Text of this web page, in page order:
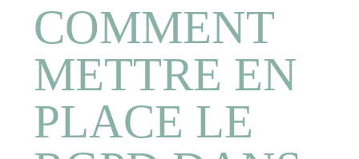
COMMENT
METTRE EN
PLACE LE